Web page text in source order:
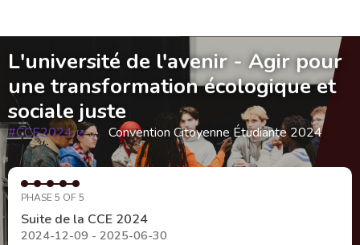
L'université de l'avenir - Agir pour
une transformation écologique et
sociale juste
#CCE2024
(External link)
Convention Citoyenne Étudiante 2024
PHASE 5 OF 5
Suite de la CCE 2024
2024-12-09 - 2025-06-30